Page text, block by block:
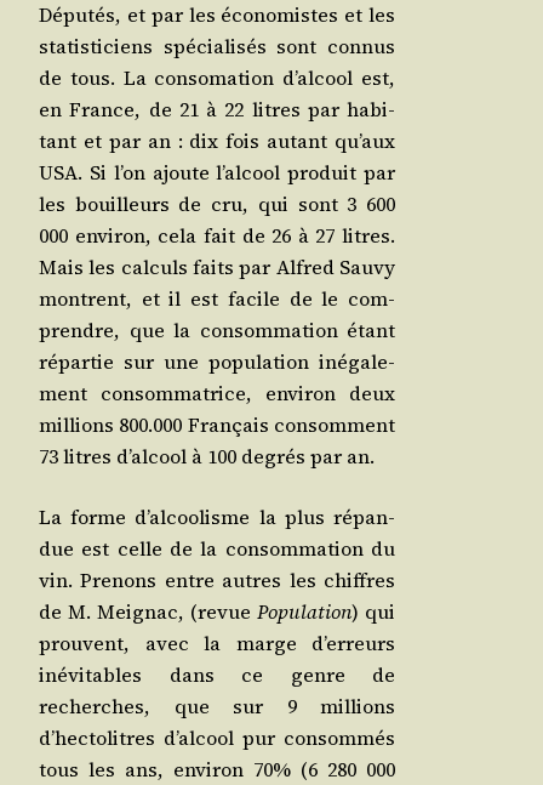
Dépu­tés, et par les éco­no­mistes et les
sta­tis­ti­ciens spé­cia­li­sés sont connus
de tous. La conso­ma­tion d’alcool est,
en France, de 21 à 22 litres par habi­
tant et par an : dix fois autant qu’aux
USA. Si l’on ajoute l’alcool pro­duit par
les bouilleurs de cru, qui sont 3 600
000 envi­ron, cela fait de 26 à 27 litres.
Mais les cal­culs faits par Alfred Sau­vy
montrent, et il est facile de le com­
prendre, que la consom­ma­tion étant
répar­tie sur une popu­la­tion inéga­le­
ment consom­ma­trice, envi­ron deux
mil­lions 800.000 Fran­çais consomment
73 litres d’alcool à 100 degrés par an.
La forme d’alcoolisme la plus répan­
due est celle de la consom­ma­tion du
vin. Pre­nons entre autres les chiffres
de M. Mei­gnac, (revue Popula­tion) qui
prouvent, avec la marge d’erreurs
inévi­tables dans ce genre de
recherches, que sur 9 mil­lions
d’hectolitres d’alcool pur consom­més
tous les ans, envi­ron 70% (6 280 000